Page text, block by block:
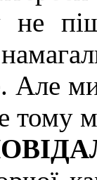
не
Але
тому